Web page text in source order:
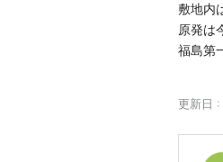
敷地内
原発は
福島第
更新日 :